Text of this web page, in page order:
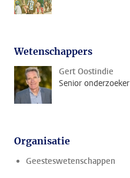
Wetenschappers
Gert Oostindie
Senior onderzoeker
Organisatie
Geesteswetenschappen